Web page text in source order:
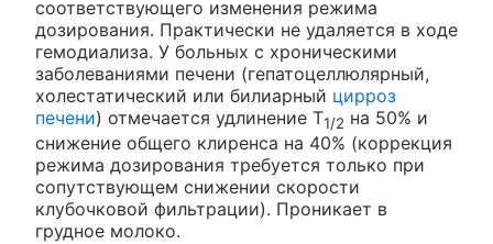
соответствующего изменения режима
дозирования. Практически не удаляется в ходе
гемодиализа. У больных с хроническими
заболеваниями печени (гепатоцеллюлярный,
холестатический или билиарный цирроз
печени) отмечается удлинение T1/2 на 50% и
снижение общего клиренса на 40% (коррекция
режима дозирования требуется только при
сопутствующем снижении скорости
клубочковой фильтрации). Проникает в
грудное молоко.